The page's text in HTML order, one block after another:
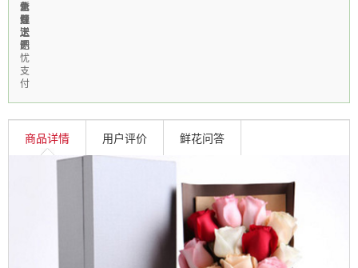
免
费
送
急
速
送
达
新
鲜
上
门
个
性
定
制
信
线
上
无
忧
支
付
商品详情 用户评价 鲜花问答